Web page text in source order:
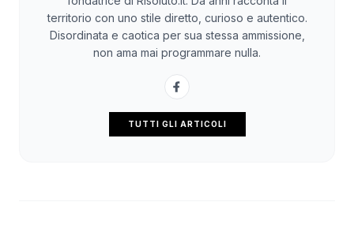
territorio con uno stile diretto, curioso e autentico.
Disordinata e caotica per sua stessa ammissione,
non ama mai programmare nulla.
TUTTI GLI ARTICOLI